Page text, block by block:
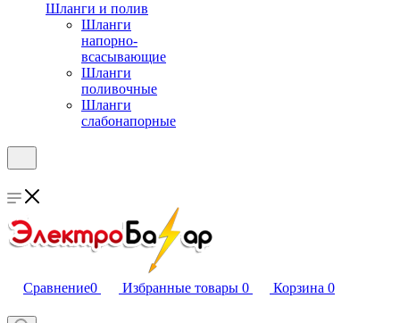
Шланги и полив
Шланги
напорно-
всасывающие
Шланги
поливочные
Шланги
слабонапорные
Сравнение0 Избранные товары 0 Корзина 0